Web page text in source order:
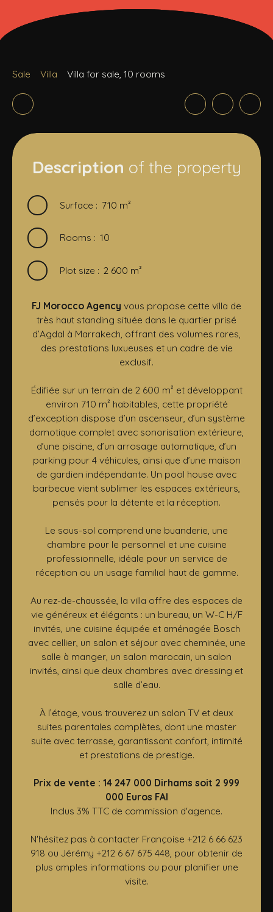
Sale Villa Villa for sale, 10 rooms
Description of the property
Surface : 710 m²
Rooms : 10
Plot size : 2 600 m²
FJ Morocco Agency vous propose cette villa de
très haut standing située dans le quartier prisé
d’Agdal à Marrakech, offrant des volumes rares,
des prestations luxueuses et un cadre de vie
exclusif.
Édifiée sur un terrain de 2 600 m² et développant
environ 710 m² habitables, cette propriété
d’exception dispose d’un ascenseur, d’un système
domotique complet avec sonorisation extérieure,
d’une piscine, d’un arrosage automatique, d’un
parking pour 4 véhicules, ainsi que d’une maison
de gardien indépendante. Un pool house avec
barbecue vient sublimer les espaces extérieurs,
pensés pour la détente et la réception.
Le sous-sol comprend une buanderie, une
chambre pour le personnel et une cuisine
professionnelle, idéale pour un service de
réception ou un usage familial haut de gamme.
Au rez-de-chaussée, la villa offre des espaces de
vie généreux et élégants : un bureau, un W-C H/F
invités, une cuisine équipée et aménagée Bosch
avec cellier, un salon et séjour avec cheminée, une
salle à manger, un salon marocain, un salon
invités, ainsi que deux chambres avec dressing et
salle d’eau.
À l’étage, vous trouverez un salon TV et deux
suites parentales complètes, dont une master
suite avec terrasse, garantissant confort, intimité
et prestations de prestige.
Prix de vente : 14 247 000 Dirhams soit 2 999
000 Euros FAI
Inclus 3% TTC de commission d'agence.
N'hésitez pas à contacter Françoise +212 6 66 623
918 ou Jérémy +212 6 67 675 448, pour obtenir de
plus amples informations ou pour planifier une
visite.